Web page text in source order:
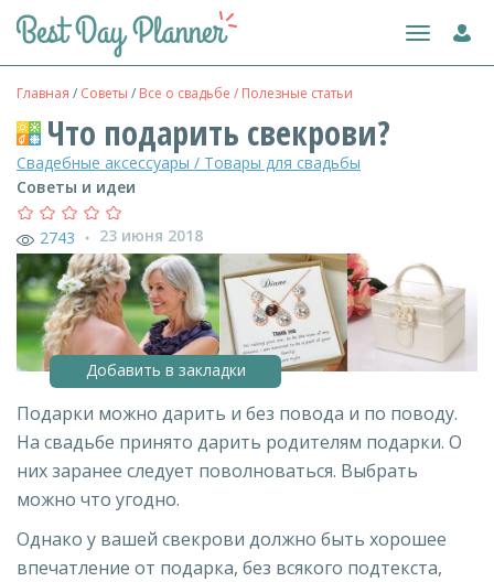
Toggle
Главная / Советы / Все о свадьбе / Полезные статьи
Что подарить свекрови?
Свадебные аксессуары / Товары для свадьбы
Советы и идеи
2743 ● 23 июня 2018
Добавить в закладки
Подарки можно дарить и без повода и по поводу.
На свадьбе принято дарить родителям подарки. О
них заранее следует поволноваться. Выбрать
можно что угодно.
Однако у вашей свекрови должно быть хорошее
впечатление от подарка, без всякого подтекста,